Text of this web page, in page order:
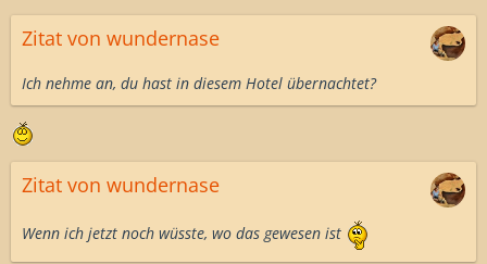
Zitat von wundernase
Ich nehme an, du hast in diesem Hotel übernachtet?
Zitat von wundernase
Wenn ich jetzt noch wüsste, wo das gewesen ist